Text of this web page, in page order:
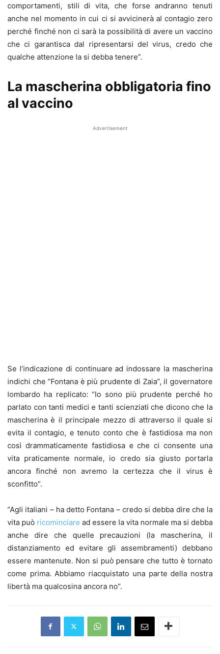
comportamenti, stili di vita, che forse andranno tenuti
anche nel momento in cui ci si avvicinerà al contagio zero
perché finché non ci sarà la possibilità di avere un vaccino
che ci garantisca dal ripresentarsi del virus, credo che
qualche attenzione la si debba tenere”.
La mascherina obbligatoria fino
al vaccino
Advertisement
Se l’indicazione di continuare ad indossare la mascherina
indichi che “Fontana è più prudente di Zaia”, il governatore
lombardo ha replicato: “Io sono più prudente perché ho
parlato con tanti medici e tanti scienziati che dicono che la
mascherina è il principale mezzo di attraverso il quale si
evita il contagio, e tenuto conto che è fastidiosa ma non
così drammaticamente fastidiosa e che ci consente una
vita praticamente normale, io credo sia giusto portarla
ancora finché non avremo la certezza che il virus è
sconfitto”.
“Agli italiani – ha detto Fontana – credo si debba dire che la
vita può ricominciare ad essere la vita normale ma si debba
anche dire che quelle precauzioni (la mascherina, il
distanziamento ed evitare gli assembramenti) debbano
essere mantenute. Non si può pensare che tutto è tornato
come prima. Abbiamo riacquistato una parte della nostra
libertà ma qualcosina ancora no”.